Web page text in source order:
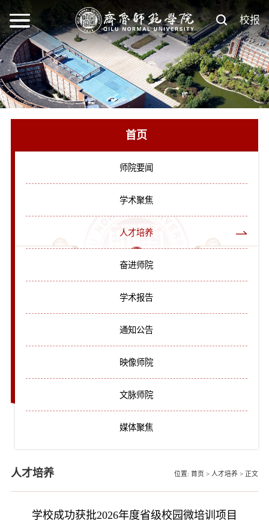
校报
首页
师院要闻
学术聚焦
人才培养
奋进师院
学术报告
通知公告
映像师院
文脉师院
媒体聚焦
人才培养 位置: 首页 > 人才培养 > 正文
学校成功获批2026年度省级校园微培训项目